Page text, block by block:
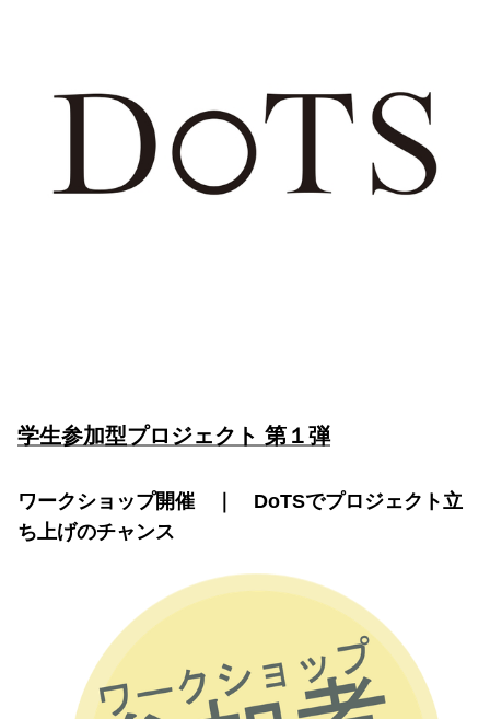
学生参加型プロジェクト 第１弾
ワークショップ開催 ｜ DoTSでプロジェクト立
ち上げのチャンス